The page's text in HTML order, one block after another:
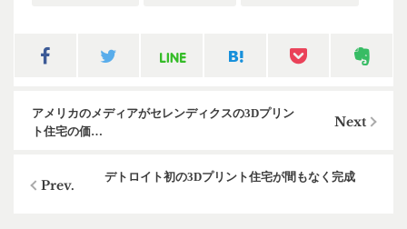
アメリカのメディアがセレンディクスの3Dプリン
ト住宅の価…
デトロイト初の3Dプリント住宅が間もなく完成